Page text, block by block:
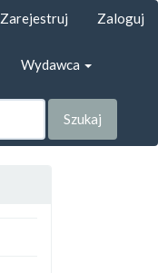
Zarejestruj Zaloguj
Wydawca
Szukaj